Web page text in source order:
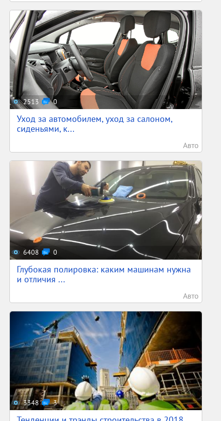
2513 0
Уход за автомобилем, уход за салоном,
сиденьями, к...
Авто
6408 0
Глубокая полировка: каким машинам нужна
и отличия ...
Авто
3348 3